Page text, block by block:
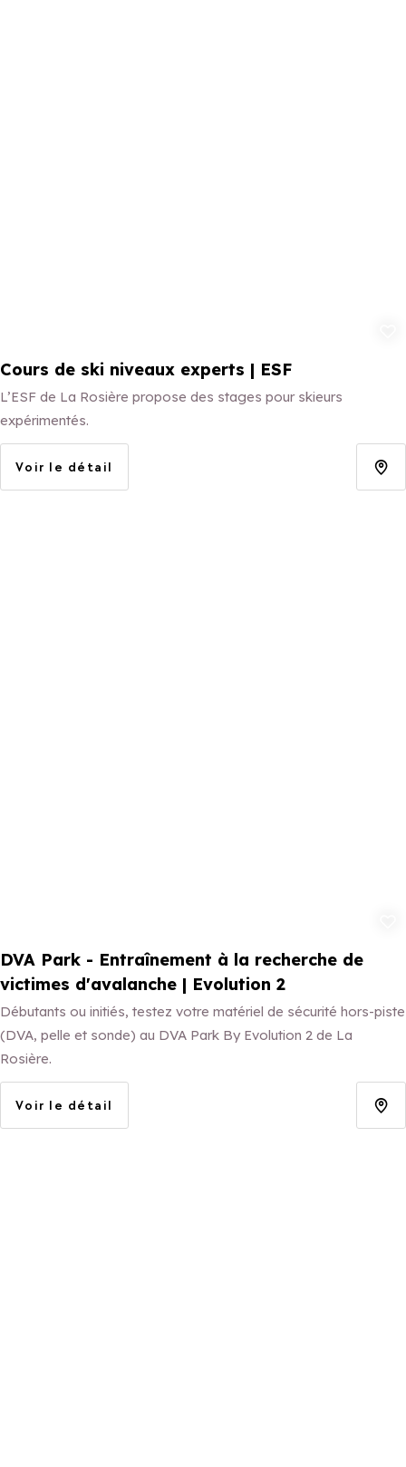
Cours de ski niveaux experts | ESF
L’ESF de La Rosière propose des stages pour skieurs
expérimentés.
Voir le détail
DVA Park - Entraînement à la recherche de
victimes d'avalanche | Evolution 2
Débutants ou initiés, testez votre matériel de sécurité hors-piste
(DVA, pelle et sonde) au DVA Park By Evolution 2 de La
Rosière.
Voir le détail